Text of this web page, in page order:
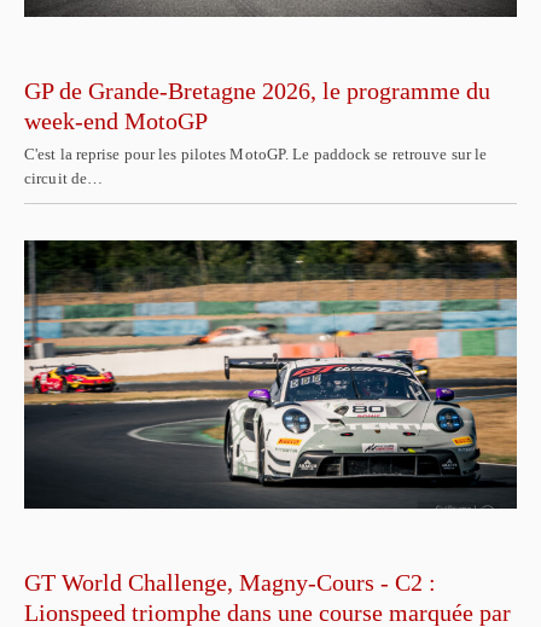
GP de Grande-Bretagne 2026, le programme du
week-end MotoGP
C'est la reprise pour les pilotes MotoGP. Le paddock se retrouve sur le
circuit de…
GT World Challenge, Magny-Cours - C2 :
Lionspeed triomphe dans une course marquée par